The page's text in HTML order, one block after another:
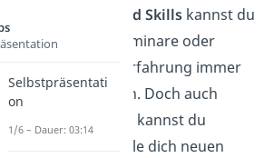
Hard Skills kannst du
durch Kurse, Seminare oder
einfach Berufserfahrung immer
weiter ausbauen. Doch auch
kannst du
verbessern: Stelle dich neuen
Selbstpräsentati
on
1/6 – Dauer: 03:14